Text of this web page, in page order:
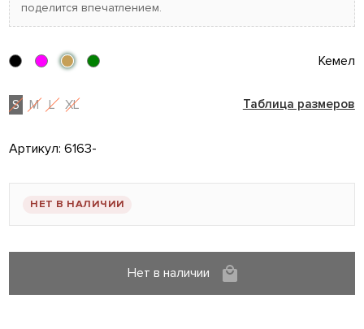
поделится впечатлением.
Кемел
S M L XL Таблица размеров
Артикул:6163-
НЕТ В НАЛИЧИИ
Нет в наличии